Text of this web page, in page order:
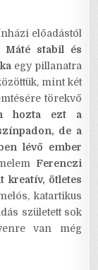
előadástól
Máté stabil és
egy pillanatra
mint két
törekvő
hozta ezt a
de a
lévő ember
Ferenczi
kreatív, ötletes
katartikus
született sok
van még